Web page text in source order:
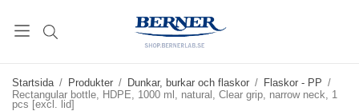
Startsida / Produkter / Dunkar, burkar och flaskor / Flaskor - PP /
Rectangular bottle, HDPE, 1000 ml, natural, Clear grip, narrow neck, 1
pcs [excl. lid]